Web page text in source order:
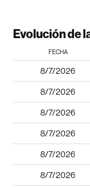
Evolución de
FECHA
8/7/2026
8/7/2026
8/7/2026
8/7/2026
8/7/2026
8/7/2026